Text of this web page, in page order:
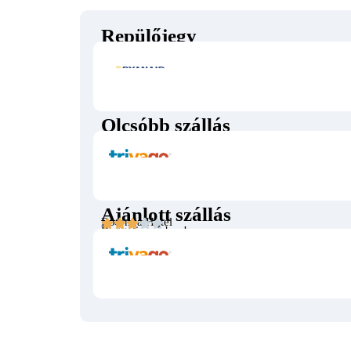
Repülőjegy
Olcsóbb szállás
Argo
Ajánlott szállás
Rotonda Hotel
Reggeli az árban!